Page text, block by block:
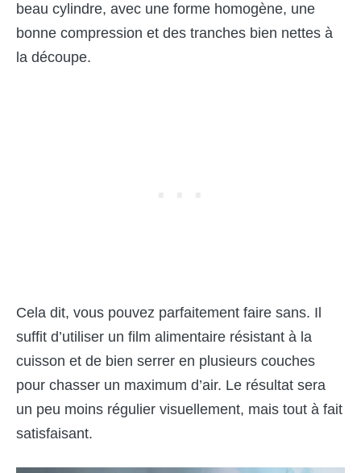
beau cylindre, avec une forme homogène, une
bonne compression et des tranches bien nettes à
la découpe.
Cela dit, vous pouvez parfaitement faire sans. Il
suffit d’utiliser un film alimentaire résistant à la
cuisson et de bien serrer en plusieurs couches
pour chasser un maximum d’air. Le résultat sera
un peu moins régulier visuellement, mais tout à fait
satisfaisant.